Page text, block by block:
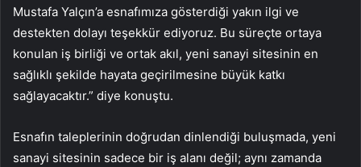
Mustafa Yalçın’a esnafımıza gösterdiği yakın ilgi ve
destekten dolayı teşekkür ediyoruz. Bu süreçte ortaya
konulan iş birliği ve ortak akıl, yeni sanayi sitesinin en
sağlıklı şekilde hayata geçirilmesine büyük katkı
sağlayacaktır.” diye konuştu.
Esnafın taleplerinin doğrudan dinlendiği buluşmada, yeni
sanayi sitesinin sadece bir iş alanı değil; aynı zamanda